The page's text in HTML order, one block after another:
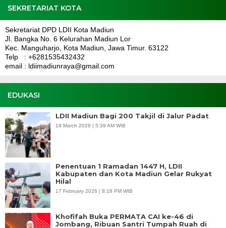
SEKRETARIAT KOTA
Sekretariat DPD LDII Kota Madiun
Jl. Bangka No. 6 Kelurahan Madiun Lor
Kec. Manguharjo, Kota Madiun, Jawa Timur. 63122
Telp : +6281535432432
email : ldiimadiunraya@gmail.com
EDUKASI
LDII Madiun Bagi 200 Takjil di Jalur Padat
18 March 2026 | 5:39 AM WIB
Penentuan 1 Ramadan 1447 H, LDII
Kabupaten dan Kota Madiun Gelar Rukyat
Hilal
17 February 2026 | 8:18 PM WIB
Khofifah Buka PERMATA CAI ke-46 di
Jombang, Ribuan Santri Tumpah Ruah di